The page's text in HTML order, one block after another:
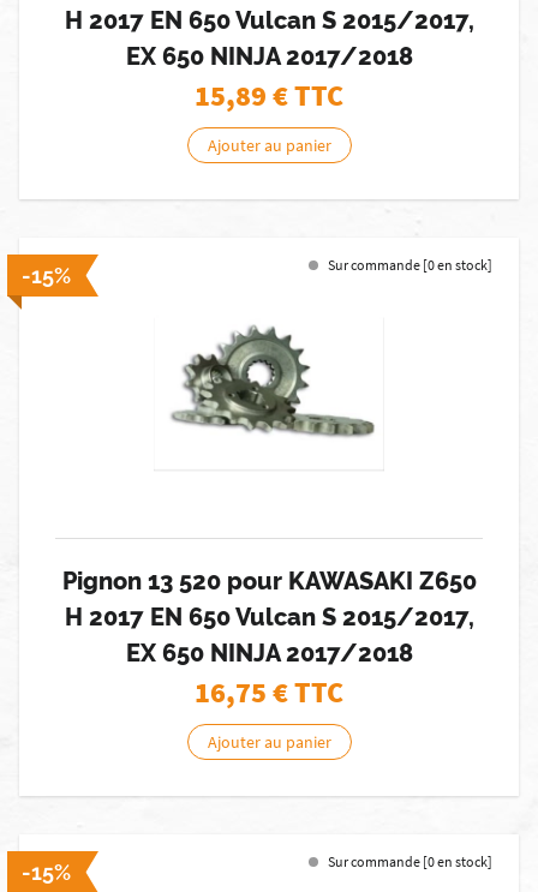
H 2017 EN 650 Vulcan S 2015/2017,
EX 650 NINJA 2017/2018
15,89€ TTC
Ajouter au panier
-15% Sur commande [0 en stock]
Pignon 13 520 pour KAWASAKI Z650
H 2017 EN 650 Vulcan S 2015/2017,
EX 650 NINJA 2017/2018
16,75€ TTC
Ajouter au panier
-15% Sur commande [0 en stock]